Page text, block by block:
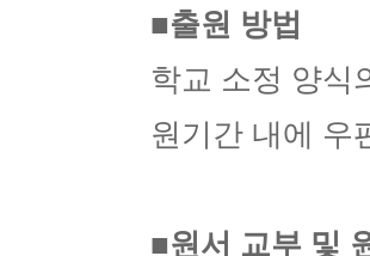
■출원 방법
학교 소정 양식
원기간 내에 우
■원서 교부 및